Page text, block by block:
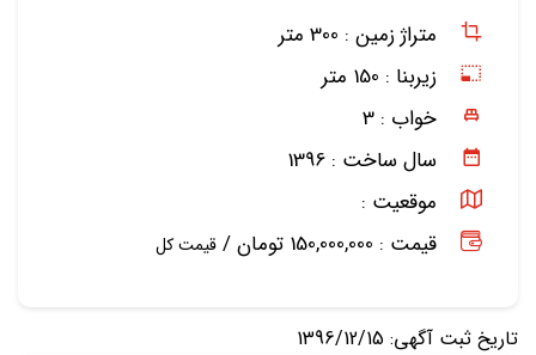
متراژ زمین : 300 متر
زیربنا : 150 متر
خواب : 3
سال ساخت : 1396
موقعیت :
قیمت : 150,000,000 تومان /
قیمت کل
تاریخ ثبت آگهی: 1396/12/15